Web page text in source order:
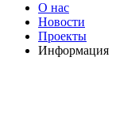
О нас
Новости
Проекты
Информация